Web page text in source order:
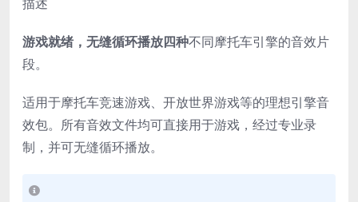
游戏就绪，无缝循环播放四种不同摩托车引擎的音效片
段。
适用于摩托车竞速游戏、开放世界游戏等的理想引擎音
效包。所有音效文件均可直接用于游戏，经过专业录
制，并可无缝循环播放。